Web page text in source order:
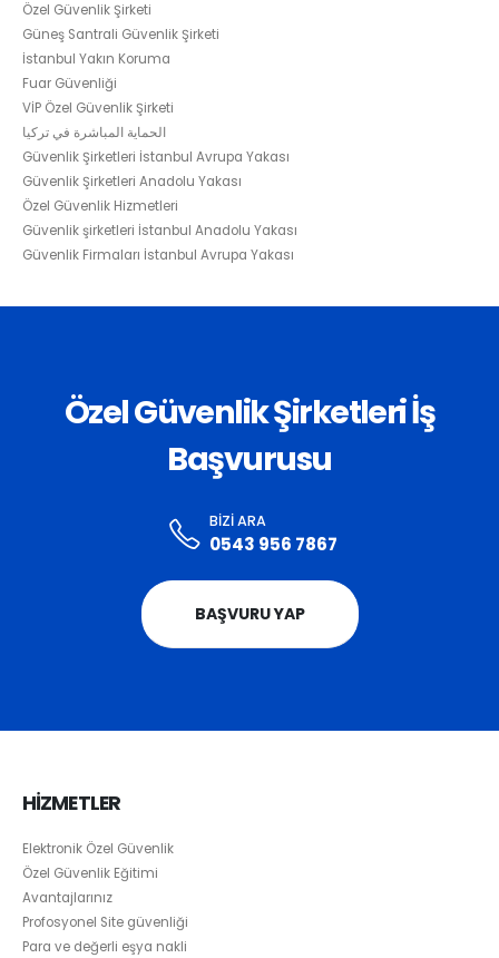
Özel Güvenlik Şirketi
Güneş Santrali Güvenlik Şirketi
İstanbul Yakın Koruma
Fuar Güvenliği
VİP Özel Güvenlik Şirketi
الحماية المباشرة في تركيا
Güvenlik Şirketleri İstanbul Avrupa Yakası
Güvenlik Şirketleri Anadolu Yakası
Özel Güvenlik Hizmetleri
Güvenlik şirketleri İstanbul Anadolu Yakası
Güvenlik Firmaları İstanbul Avrupa Yakası
Özel Güvenlik Şirketleri İş
Başvurusu
BIZI ARA
0543 956 7867
BAŞVURU YAP
HİZMETLER
Elektronik Özel Güvenlik
Özel Güvenlik Eğitimi
Avantajlarınız
Profosyonel Site güvenliği
Para ve değerli eşya nakli